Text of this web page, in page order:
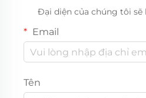
Đại diện của chúng tôi sẽ
Email
Tên